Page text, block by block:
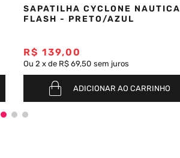
SAPATILHA CYCLONE NAUTICA
FLASH - PRETO/AZUL
R$ 139,00
Ou 2 x de R$ 69,50 sem juros
ADICIONAR AO CARRINHO